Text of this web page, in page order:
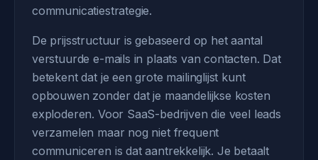
communicatiestrategie.
De prijsstructuur is gebaseerd op het aantal
verstuurde e-mails in plaats van contacten. Dat
betekent dat je een grote mailinglijst kunt
opbouwen zonder dat je maandelijkse kosten
exploderen. Voor SaaS-bedrijven die veel leads
verzamelen maar nog niet frequent
communiceren is dat aantrekkelijk. Je betaalt